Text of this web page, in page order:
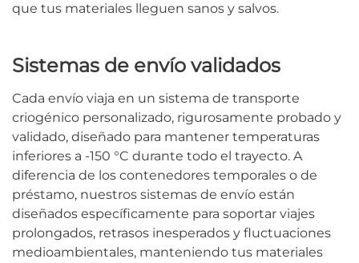
que tus materiales lleguen sanos y salvos.
Sistemas de envío validados
Cada envío viaja en un sistema de transporte
criogénico personalizado, rigurosamente probado y
validado, diseñado para mantener temperaturas
inferiores a -150 °C durante todo el trayecto. A
diferencia de los contenedores temporales o de
préstamo, nuestros sistemas de envío están
diseñados específicamente para soportar viajes
prolongados, retrasos inesperados y fluctuaciones
medioambientales, manteniendo tus materiales